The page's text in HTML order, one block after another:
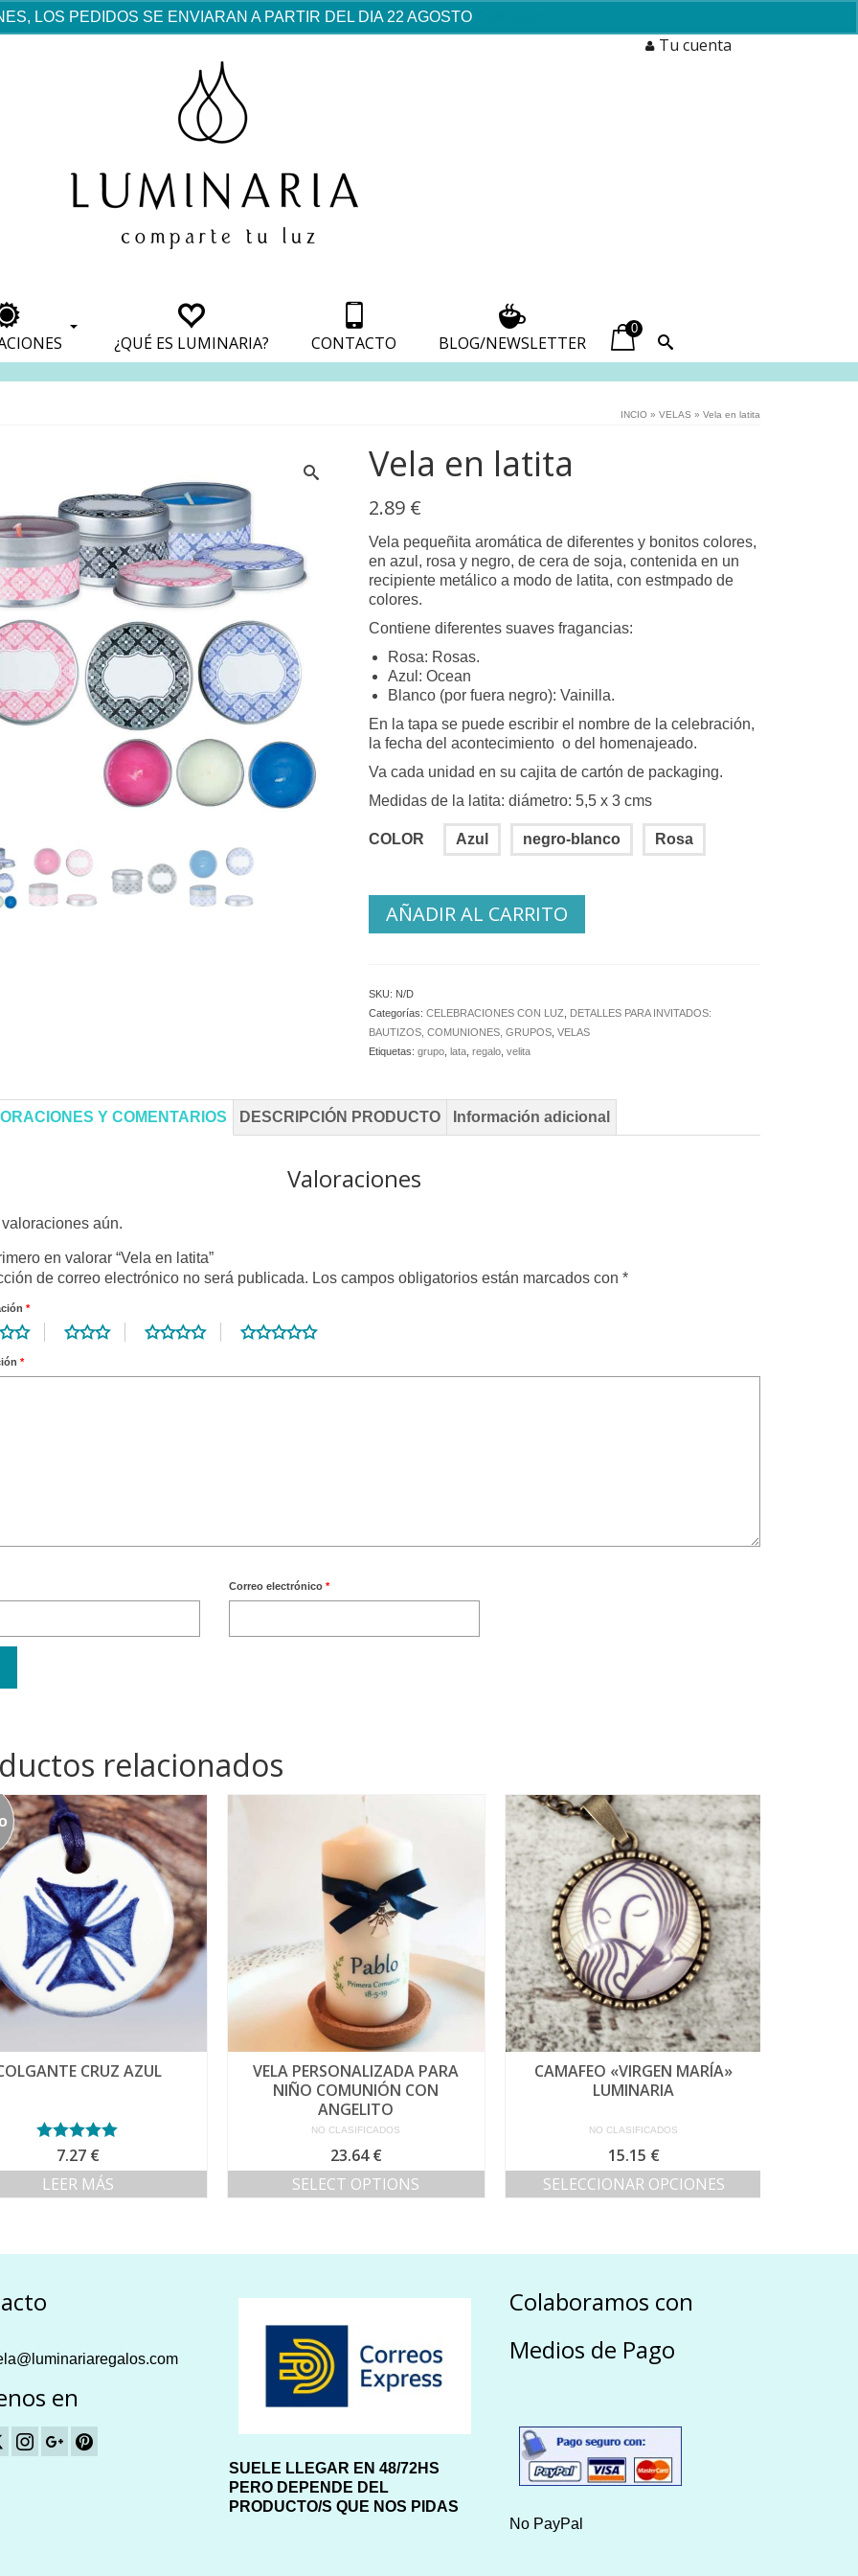
LOS PEDIDOS SE ENVIARAN A PARTIR DEL DIA 22 AGOSTO
Tu cuenta
avec une analyse de son
¿QUÉ ES LUMINARIA? CONTACTO BLOG/NEWSLETTER
0
INCIO » VELAS » Vela en latita
Vela en latita
2.89 €
Vela pequeñita aromática de diferentes y bonitos colores,
en azul, rosa y negro, de cera de soja, contenida en un
recipiente metálico a modo de latita, con estmpado de
colores.
Contiene diferentes suaves fragancias:
Rosa: Rosas.
Azul: Ocean
Blanco (por fuera negro): Vainilla.
En la tapa se puede escribir el nombre de la celebración,
la fecha del acontecimiento o del homenajeado.
Va cada unidad en su cajita de cartón de packaging.
Medidas de la latita: diámetro: 5,5 x 3 cms
COLOR Azul negro-blanco Rosa
AÑADIR AL CARRITO
SKU: N/D
Categorías:CELEBRACIONES CON LUZ
DETALLES PARA INVITADOS:
BAUTIZOS, COMUNIONES, GRUPOS ,VELAS
Etiquetas:grupo ,lata ,regalo ,velita
Y COMENTARIOS DESCRIPCIÓN PRODUCTO Información adicional
Valoraciones
aún.
en valorar “Vela en latita”
de correo electrónico no será publicada. Los campos obligatorios están marcados con *
*
*
Correo electrónico *
relacionados
CRUZ AZUL
Valorado con
5.00de 5
7.27 €
LEER MÁS
VELA PERSONALIZADA PARA
NIÑO COMUNIÓN CON
ANGELITO
NO CLASIFICADOS
23.64€
SELECT OPTIONS
CAMAFEO «VIRGEN MARÍA»
LUMINARIA
NO CLASIFICADOS
15.15 €
SELECCIONAR OPCIONES
Las
se
pueden
página
de
producto
en
SUELE LLEGAR EN 48/72HS
PERO DEPENDE DEL
PRODUCTO/S QUE NOS PIDAS
Colaboramos con
Medios de Pago
No PayPal